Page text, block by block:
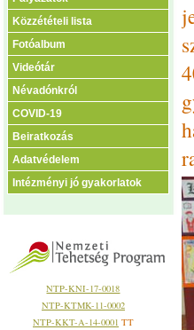
Közzétételi lista
Fotóalbum
Videótár
Névadónkról
COVID-19
Beiratkozás
Adatvédelem
Intézményi jó gyakorlatok
NTP-KNI-17-0018
NTP-KTMK-11-0002
NTP-KKT-A-14-0001 TT